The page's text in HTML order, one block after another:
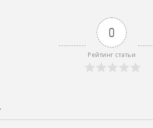
0
Рейтинг статьи